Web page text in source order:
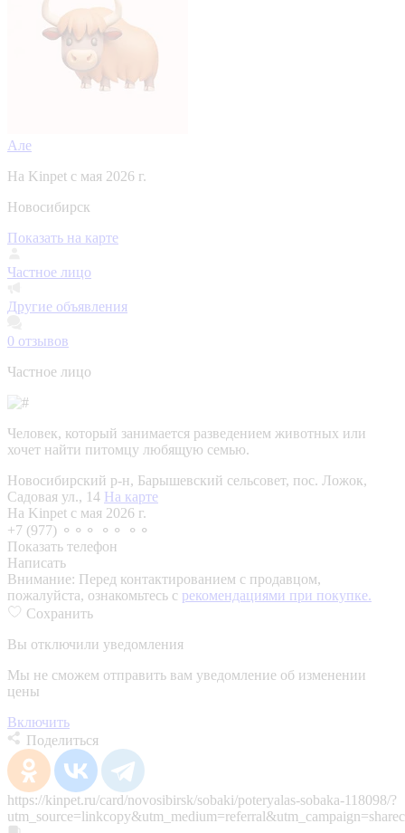
Але
На Kinpet c мая 2026 г.
Новосибирск
Показать на карте
Частное лицо
Другие объявления
0 отзывов
Частное лицо
Человек, который занимается разведением животных или
хочет найти питомцу любящую семью.
Новосибирский р-н, Барышевский сельсовет, пос. Ложок,
Садовая ул., 14 На карте
На Kinpet c мая 2026 г.
+7 (977) ⚬⚬⚬ ⚬⚬ ⚬⚬
Показать телефон
Написать
Внимание: Перед контактированием с продавцом,
пожалуйста, ознакомьтесь с рекомендациями при покупке.
Сохранить
Вы отключили уведомления
Мы не сможем отправить вам уведомление об изменении
цены
Включить
Поделиться
https://kinpet.ru/card/novosibirsk/sobaki/poteryalas-sobaka-118098/?